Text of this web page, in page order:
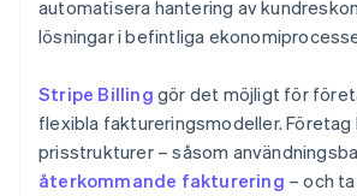
automatisera hantering av
lösningar i befintliga
Stripe Billing gör det möjligt för
flexibla faktureringsmodeller. Företag
prisstrukturer – såsom
återkommande fakturering – och